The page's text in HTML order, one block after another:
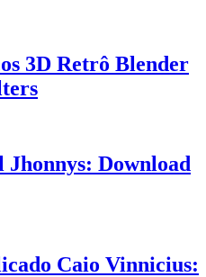
3D Retrô Blender
Jhonnys: Download
Caio Vinnicius: